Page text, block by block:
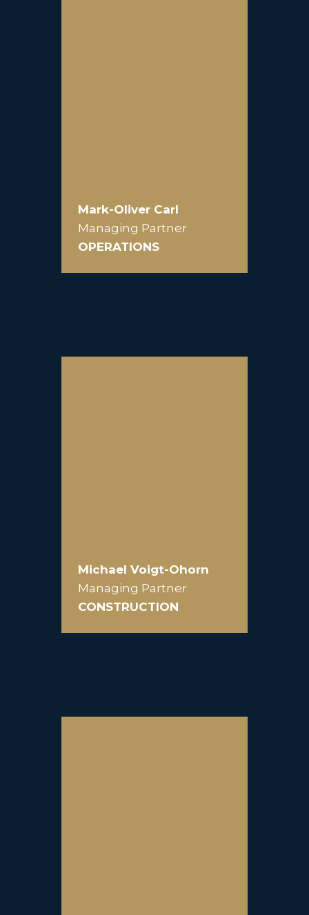
Mark-Oliver Carl
Managing Partner
OPERATIONS
Michael Voigt-Ohorn
Managing Partner
CONSTRUCTION